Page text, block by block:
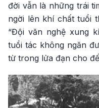
đời vẫn là những trái
ngời lên khí chất tuổi
“Đội văn nghệ xung
tuổi tác không ngăn
từ trong lửa đạn cho